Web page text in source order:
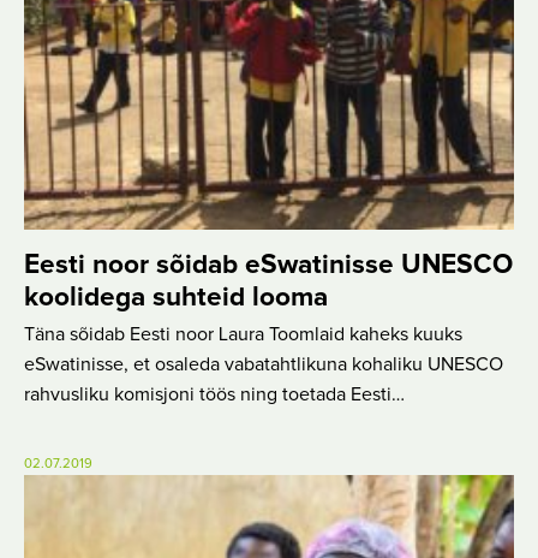
Eesti noor sõidab eSwatinisse UNESCO
koolidega suhteid looma
Täna sõidab Eesti noor Laura Toomlaid kaheks kuuks
eSwatinisse, et osaleda vabatahtlikuna kohaliku UNESCO
rahvusliku komisjoni töös ning toetada Eesti…
02.07.2019